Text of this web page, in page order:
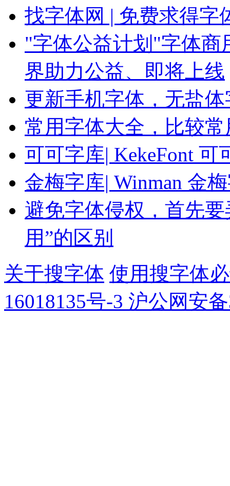
找字体网 | 免费求得字
"字体公益计划"字体商
界助力公益、即将上线
更新手机字体，无盐
常用字体大全，比较
可可字库| KekeFont
金梅字库| Winman 金
避免字体侵权，首先
用”的区别
关于搜字体 使用搜字体
16018135号-3 沪公网安